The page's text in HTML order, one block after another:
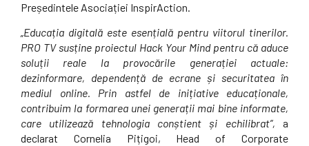
Președintele Asociației InspirAction.
„Educația digitală este esențială pentru viitorul tinerilor.
PRO TV susține proiectul Hack Your Mind pentru că aduce
soluții reale la provocările generației actuale:
dezinformare, dependență de ecrane și securitatea în
mediul online. Prin astfel de inițiative educaționale,
contribuim la formarea unei generații mai bine informate,
care utilizează tehnologia conștient și echilibrat”, a
declarat Cornelia Pițigoi, Head of Corporate